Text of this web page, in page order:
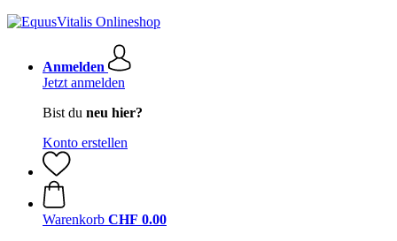
Anmelden
Jetzt anmelden
Bist du neu hier?
Konto erstellen
Warenkorb CHF 0.00